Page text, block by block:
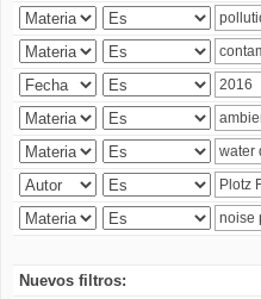
Nuevos filtros: